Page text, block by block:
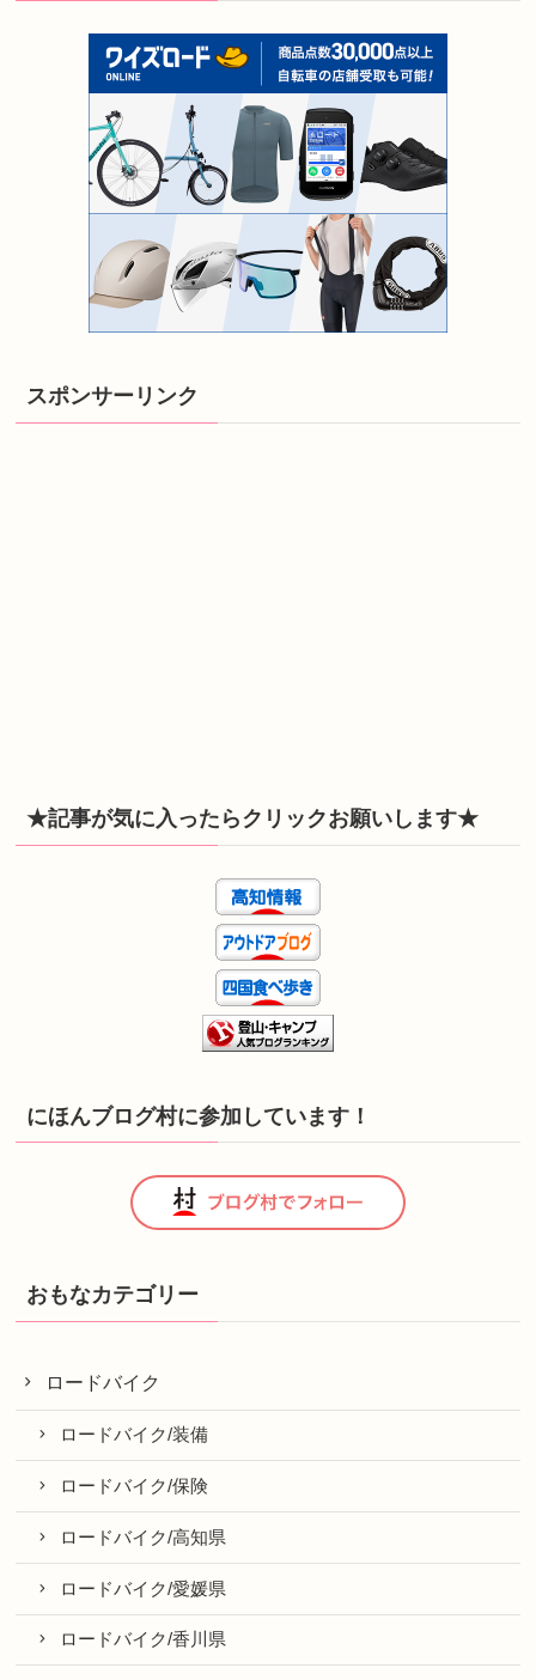
スポンサーリンク
★記事が気に入ったらクリックお願いします★
にほんブログ村に参加しています！
おもなカテゴリー
ロードバイク
ロードバイク/装備
ロードバイク/保険
ロードバイク/高知県
ロードバイク/愛媛県
ロードバイク/香川県